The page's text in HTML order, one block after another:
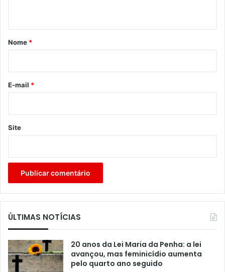
r
*
Nome *
E-mail *
Site
ÚLTIMAS NOTÍCIAS
20 anos da Lei Maria da Penha: a lei
avançou, mas feminicídio aumenta
pelo quarto ano seguido